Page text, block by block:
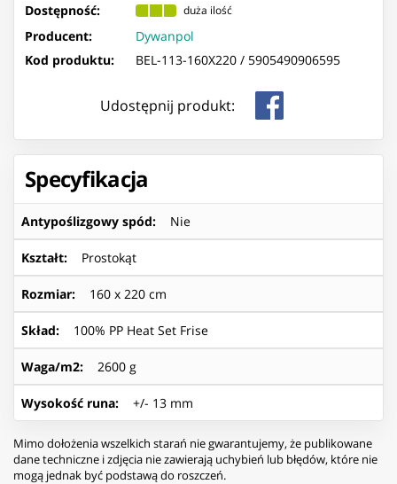
Dostępność: duża ilość
Producent:
Dywanpol
Kod produktu:
BEL-113-160X220 / 5905490906595
Udostępnij produkt:
Specyfikacja
Antypoślizgowy spód: Nie
Kształt: Prostokąt
Rozmiar: 160 x 220 cm
Skład: 100% PP Heat Set Frise
Waga/m2: 2600 g
Wysokość runa: +/- 13 mm
Mimo dołożenia wszelkich starań nie gwarantujemy, że publikowane
dane techniczne i zdjęcia nie zawierają uchybień lub błędów, które nie
mogą jednak być podstawą do roszczeń.